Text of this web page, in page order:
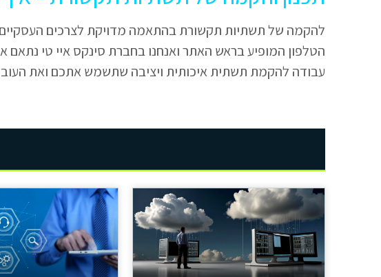
להקמה של תשתיות תקשורת בהתאמה מדויקת לצרכים
הטלפון המופיע בראש האתר ואנחנו בחברת סינקס איי טי
עבודה להקמת תשתית איכותית ויציבה שתשמש אתכם ואת